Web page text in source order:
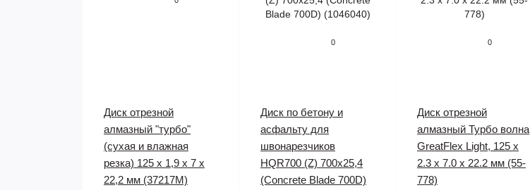
Диск отрезной
алмазный "турбо"
(сухая и влажная
резка) 125 х 1,9 х 7 х
22,2 мм (37217М)
0
Диск по бетону и
асфальту для
швонарезчиков
HQR700 (Z) 700x25,4
(Concrete Blade 700D)
0
Диск отрезной
алмазный Турбо волна
GreatFlex Light, 125 x
2.3 x 7.0 x 22.2 мм (55-
778)